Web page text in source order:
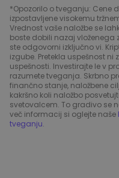
*Opozorilo o tveganju: Cene
izpostavljene visokemu
Vrednost vaše naložbe se
boste dobili nazaj vloženega
ste odgovorni izključno vi.
izgube. Pretekla uspešnost
uspešnosti. Investirajte le v
razumete tveganja. Skrbno
finančno stanje, naložbene
kakršno koli naložbo
svetovalcem. To gradivo se
več informacij si oglejte naše
tveganju.